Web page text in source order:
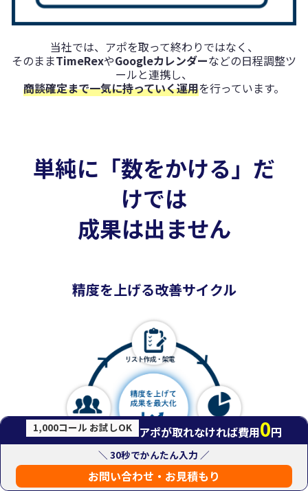
当社では、アポを取って終わりではなく、
そのままTimeRexやGoogleカレンダーなどの日程調整ツ
ールと連携し、
商談確定まで一気に持っていく運用を行っています。
単純に「数をかける」だ
けでは
成果は出ません
精度を上げる改善サイクル
1,000コール お試しOK アポが取れなければ費用0円
＼ 30秒でかんたん入力 ／
お問い合わせ・お見積もり